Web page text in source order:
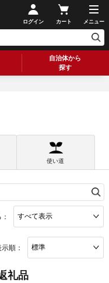
ログイン カート メニュー
自治体から
探す
使い道
順：
礼品